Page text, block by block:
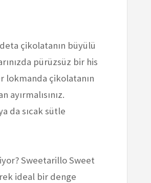
çikolatanın büyülü
pürüzsüz bir his
lokmanda çikolatanın
da sıcak sütle
Sweetarillo Sweet
ideal bir denge